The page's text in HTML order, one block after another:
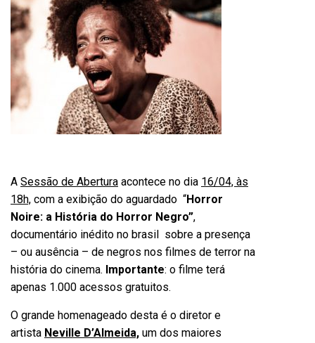
A Sessão de Abertura acontece no dia 16/04, às
18h, com a exibição do aguardado “Horror
Noire: a História do Horror Negro”,
documentário inédito no brasil sobre a presença
– ou ausência – de negros nos filmes de terror na
história do cinema. Importante: o filme terá
apenas 1.000 acessos gratuitos.
O grande homenageado desta é o diretor e
artista Neville D’Almeida, um dos maiores